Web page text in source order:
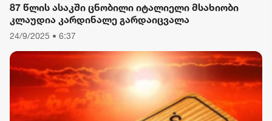
87 წლის ასაკში ცნობილი იტალიელი მსახიობი
კლაუდია კარდინალე გარდაიცვალა
24/9/2025 • 6:37